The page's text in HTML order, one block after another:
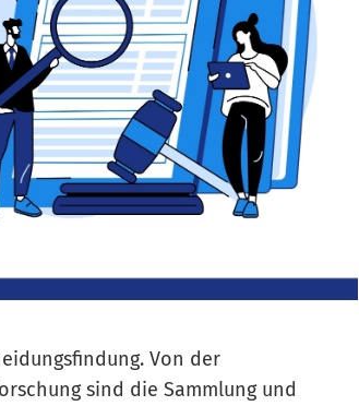
Von der
sind die Sammlung und